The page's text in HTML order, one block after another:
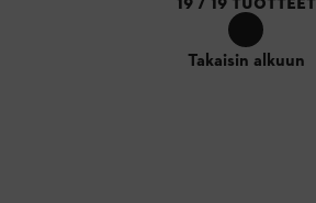
Takaisin alkuun